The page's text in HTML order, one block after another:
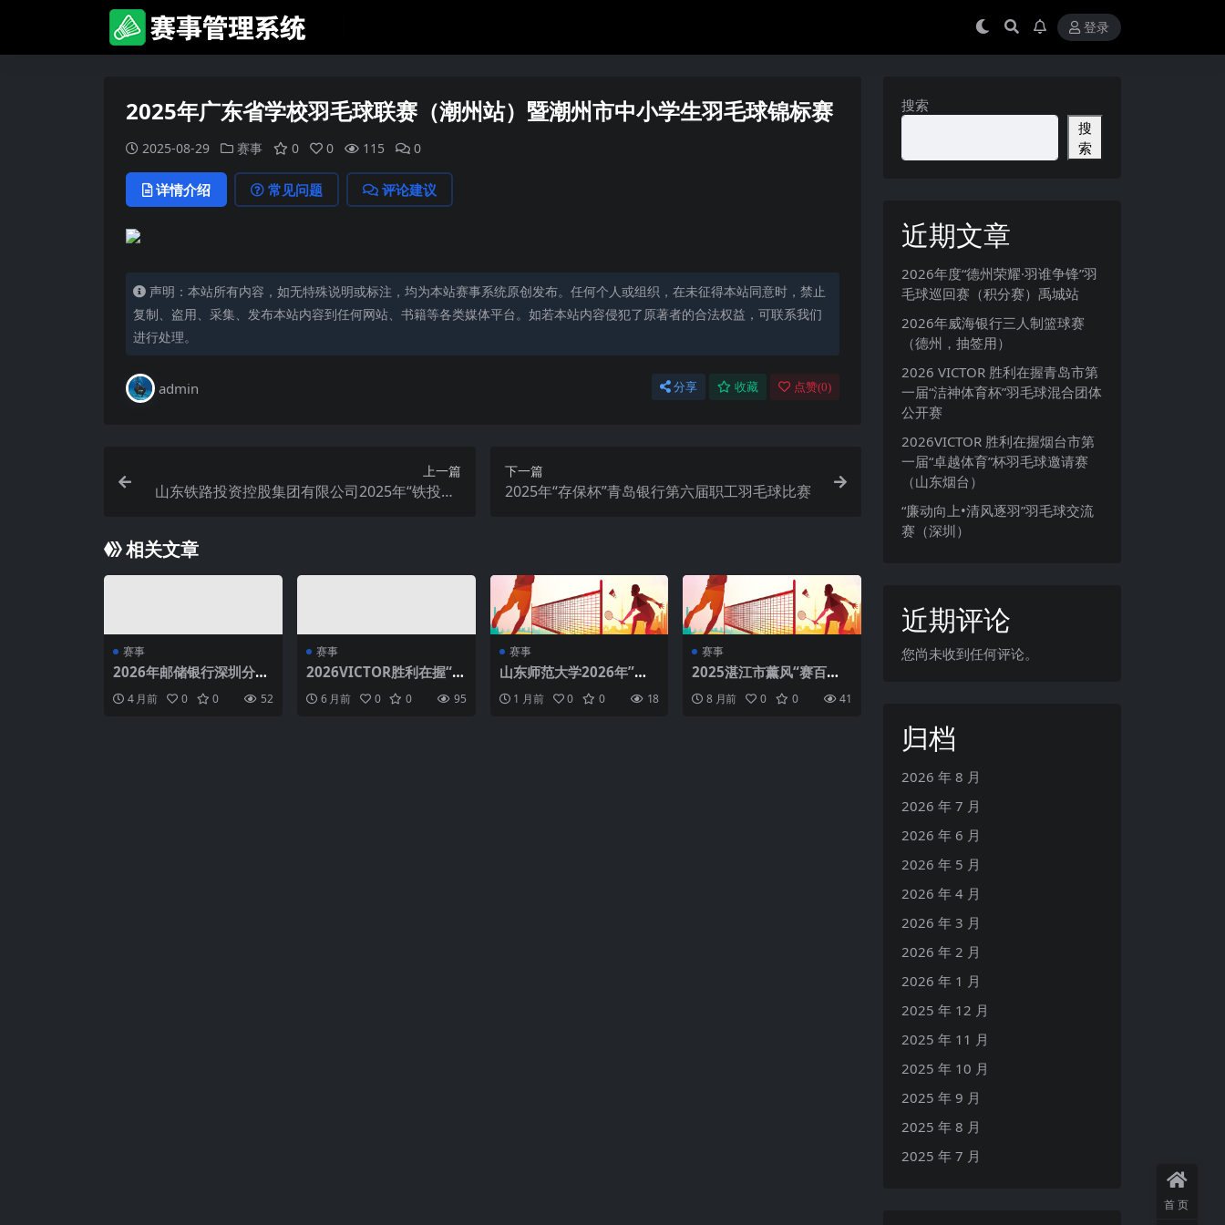
登录
2025年广东省学校羽毛球联赛（潮州站）暨潮州市中小学生羽毛球锦标赛
2025-08-29 赛事 0 0 115 0
详情介绍 常见问题 评论建议
声明：本站所有内容，如无特殊说明或标注，均为本站赛事系统原创发布。任何个人或组织，在未征得本站同意时，禁止
复制、盗用、采集、发布本站内容到任何网站、书籍等各类媒体平台。如若本站内容侵犯了原著者的合法权益，可联系我们
进行处理。
admin 分享 收藏 点赞(0)
上一篇
山东铁路投资控股集团有限公司2025年“铁投杯”
下一篇
2025年“存保杯”青岛银行第六届职工羽毛球比赛
相关文章
赛事
2026年邮储银行深圳分行
4 月前 0 0 52
赛事
2026VICTOR胜利在握“洁
神体育”杯羽毛球挑战赛
（青岛）
6 月前 0 0 95
赛事
山东师范大学2026年”校
友杯”羽毛球友谊赛
1 月前 0 0 18
赛事
2025湛江市薰风“赛百鸣
杯”青少年羽毛球单项公开
赛 8 月前 0 0 41
搜索
搜
索
近期文章
2026年度“德州荣耀·羽谁争锋”羽
毛球巡回赛（积分赛）禹城站
2026年威海银行三人制篮球赛
（德州，抽签用）
2026 VICTOR 胜利在握青岛市第
一届“洁神体育杯”羽毛球混合团体
公开赛
2026VICTOR 胜利在握烟台市第
一届“卓越体育”杯羽毛球邀请赛
（山东烟台）
“廉动向上•清风逐羽”羽毛球交流
赛（深圳）
近期评论
您尚未收到任何评论。
归档
2026 年 8 月
2026 年 7 月
2026 年 6 月
2026 年 5 月
2026 年 4 月
2026 年 3 月
2026 年 2 月
2026 年 1 月
2025 年 12 月
2025 年 11 月
2025 年 10 月
2025 年 9 月
2025 年 8 月
2025 年 7 月
首页